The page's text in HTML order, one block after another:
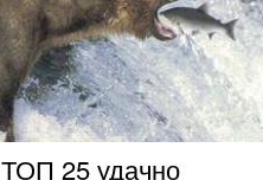
ТОП 25 удачно